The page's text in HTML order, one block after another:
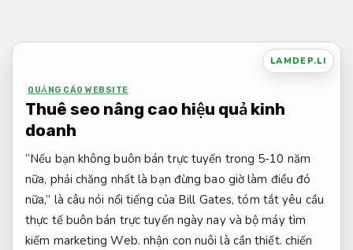
nội
LAMDEP.LI
QUẢNG CÁO WEBSITE
Thuê seo nâng cao hiệu quả kinh
doanh
“Nếu bạn không buôn bán trực tuyến trong 5-10 năm
nữa, phải chăng nhất là bạn đừng bao giờ làm điều đó
nữa,” là câu nói nổi tiếng của Bill Gates, tóm tắt yêu cầu
thực tế buôn bán trực tuyến ngày nay và bộ máy tìm
kiếm marketing Web. nhận con nuôi là cần thiết. chiến